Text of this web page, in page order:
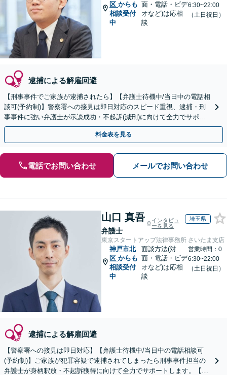
区 からも
相談受付
中
面・電話・ビデ
オなど)は応相
談
6:30~22:00
（土日祝日）
逮捕による解雇回避
【刑事事件でご家族が逮捕されたら】【弁護士待機中/当日中の電話相
談可(予約制)】警察署への接見は即日対応のスピード重視、逮捕・刑
事事件に強い弁護士が示談成功・不起訴(減刑)に向けて全力でサポー
トします。【加害者側の相談専門】
料金表を見る
電話でお問い合わせ メールでお問い合わせ
山口 真吾
弁護士
インタビュ
ーを見る
埼玉県
東京スタートアップ法律事務所 さいたま支店
神戸市北
区 からも
相談受付
中
面談方法(対
面・電話・ビデ
オなど)は応相
談
営業時間：0
6:30~22:00
（土日祝日）
逮捕による解雇回避
【警察署への接見は即日対応】【弁護士待機中/当日中の電話相談可
(予約制)】ご家族が犯罪容疑で逮捕されてしまったら刑事事件担当の
弁護士が身柄釈放・不起訴獲得に向けて全力でサポートします。【毎